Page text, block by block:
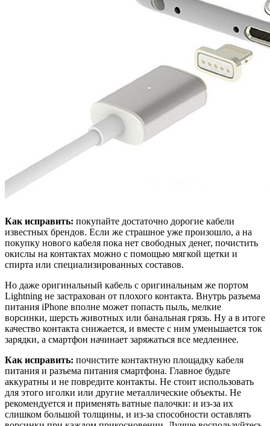
Как исправить: покупайте достаточно дорогие кабели
известных брендов. Если же страшное уже произошло, а на
покупку нового кабеля пока нет свободных денег, почистить
окислы на контактах можно с помощью мягкой щетки и
спирта или специализированных составов.
Но даже оригинальный кабель с оригинальным же портом
Lightning не застрахован от плохого контакта. Внутрь разъема
питания iPhone вполне может попасть пыль, мелкие
ворсинки, шерсть животных или банальная грязь. Ну а в итоге
качество контакта снижается, и вместе с ним уменьшается ток
зарядки, а смартфон начинает заряжаться все медленнее.
Как исправить: почистите контактную площадку кабеля
питания и разъема питания смартфона. Главное будьте
аккуратны и не повредите контакты. Не стоит использовать
для этого иголки или другие металлические объекты. Не
рекомендуется и применять ватные палочки: и из-за их
слишком большой толщины, и из-за способности оставлять